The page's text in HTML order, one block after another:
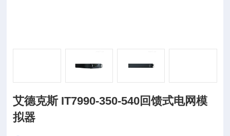
艾德克斯 IT7990-350-540回馈式电网模
拟器